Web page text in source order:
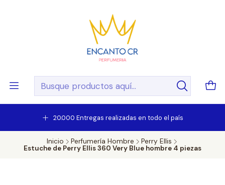
20.000 Entregas realizadas en todo el país
Inicio Perfumería Hombre
Perry Ellis
Estuche de Perry Ellis 360 Very Blue hombre 4 piezas